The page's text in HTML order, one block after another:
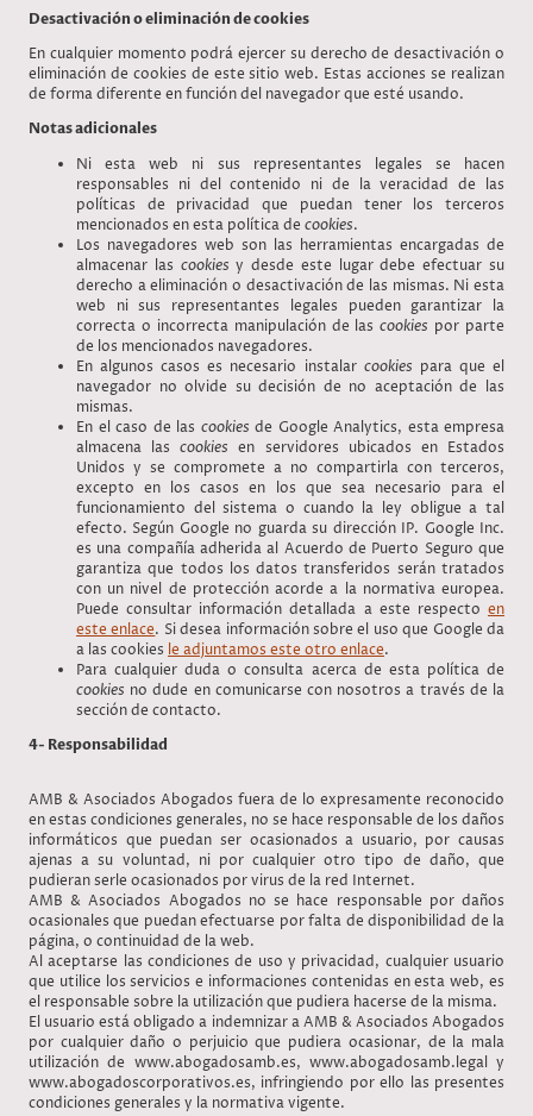
Desactivación o eliminación de cookies
En cualquier momento podrá ejercer su derecho de desactivación o
eliminación de cookies de este sitio web. Estas acciones se realizan
de forma diferente en función del navegador que esté usando.
Notas adicionales
Ni esta web ni sus representantes legales se hacen
responsables ni del contenido ni de la veracidad de las
políticas de privacidad que puedan tener los terceros
mencionados en esta política de cookies.
Los navegadores web son las herramientas encargadas de
almacenar las cookies y desde este lugar debe efectuar su
derecho a eliminación o desactivación de las mismas. Ni esta
web ni sus representantes legales pueden garantizar la
correcta o incorrecta manipulación de lascookies por parte
de los mencionados navegadores.
En algunos casos es necesario instalar cookies para que el
navegador no olvide su decisión de no aceptación de las
mismas.
En el caso de las cookies de Google Analytics, esta empresa
almacena lascookies en servidores ubicados en Estados
Unidos y se compromete a no compartirla con terceros,
excepto en los casos en los que sea necesario para el
funcionamiento del sistema o cuando la ley obligue a tal
efecto. Según Google no guarda su dirección IP. Google Inc.
es una compañía adherida al Acuerdo de Puerto Seguro que
garantiza que todos los datos transferidos serán tratados
con un nivel de protección acorde a la normativa europea.
Puede consultar información detallada a este respecto en
este enlace. Si desea información sobre el uso que Google da
a las cookies le adjuntamos este otro enlace.
Para cualquier duda o consulta acerca de esta política de
cookies no dude en comunicarse con nosotros a través de la
sección de contacto.
4- Responsabilidad
AMB & Asociados Abogados fuera de lo expresamente reconocido
en estas condiciones generales, no se hace responsable de los daños
informáticos que puedan ser ocasionados a usuario, por causas
ajenas a su voluntad, ni por cualquier otro tipo de daño, que
pudieran serle ocasionados por virus de la red Internet.
AMB & Asociados Abogados no se hace responsable por daños
ocasionales que puedan efectuarse por falta de disponibilidad de la
página, o continuidad de la web.
Al aceptarse las condiciones de uso y privacidad, cualquier usuario
que utilice los servicios e informaciones contenidas en esta web, es
el responsable sobre la utilización que pudiera hacerse de la misma.
El usuario está obligado a indemnizar a AMB & Asociados Abogados
por cualquier daño o perjuicio que pudiera ocasionar, de la mala
utilización de www.abogadosamb.es, www.abogadosamb.legal y
www.abogadoscorporativos.es, infringiendo por ello las presentes
condiciones generales y la normativa vigente.